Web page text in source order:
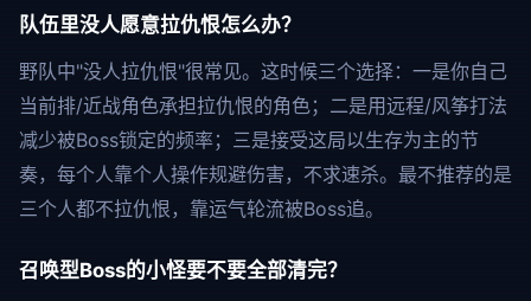
队伍里没人愿意拉仇恨怎么办？
野队中"没人拉仇恨"很常见。这时候三个选择：一是你自己
当前排/近战角色承担拉仇恨的角色；二是用远程/风筝打法
减少被Boss锁定的频率；三是接受这局以生存为主的节
奏，每个人靠个人操作规避伤害，不求速杀。最不推荐的是
三个人都不拉仇恨，靠运气轮流被Boss追。
召唤型Boss的小怪要不要全部清完？